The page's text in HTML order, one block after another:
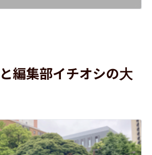
編集部イチオシの大